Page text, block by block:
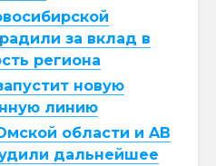
за вклад в
региона
новую
линию
области и AB
дальнейшее